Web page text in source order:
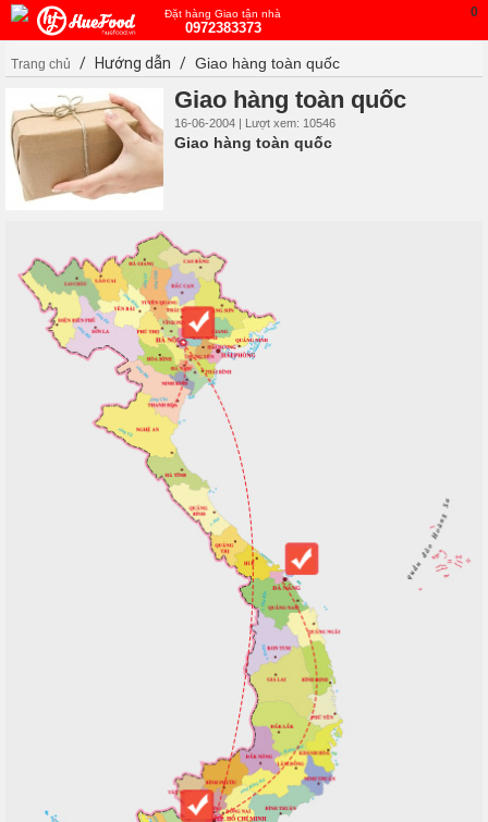
Đặt hàng Giao tận nhà
0972383373
0
Trang chủ / Hướng dẫn / Giao hàng toàn quốc
Giao hàng toàn quốc
16-06-2004 | Lượt xem: 10546
Giao hàng toàn quốc